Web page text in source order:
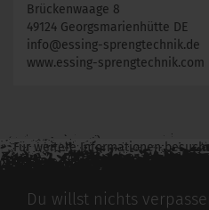
Brückenwaage 8
49124 Georgsmarienhütte DE
info@essing-sprengtechnik.de
www.essing-sprengtechnik.com
Für weitere Informationen
zu diesem Artikel.
Du willst nichts